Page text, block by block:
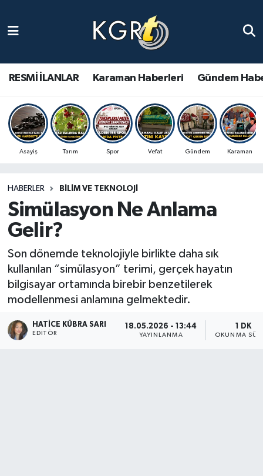
RESMİ İLANLAR Karaman Haberleri Gündem
Asayiş Tarım Spor Vefat Gündem Karaman
HABERLER BILIM VE TEKNOLOJI
Simülasyon Ne Anlama
Gelir?
Son dönemde teknolojiyle birlikte daha sık
kullanılan “simülasyon” terimi, gerçek hayatın
bilgisayar ortamında birebir benzetilerek
modellenmesi anlamına gelmektedir.
HATICE KÜBRA SARI
EDITÖR
18.05.2026 - 13:44
YAYINLANMA
1 DK
OKUNMA
Gündem Haberleri
Güncel Haberler
Spor Haberleri
Ulusal Haberler
Vefat Edenler